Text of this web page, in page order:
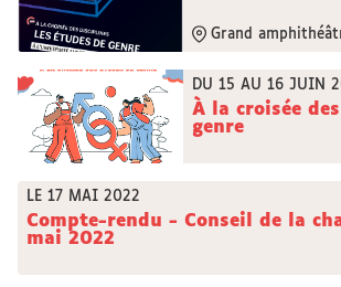
Grand
DU 15 AU 16 JUIN
À la croisée
genre
LE 17 MAI 2022
Compte-rendu - Conseil de la
mai 2022